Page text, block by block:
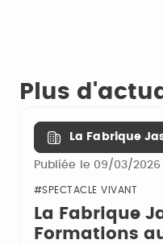
Plus
La Fabrique
Publiée le 09/03/2026
#SPECTACLE VIVANT
La Fabrique
Formations